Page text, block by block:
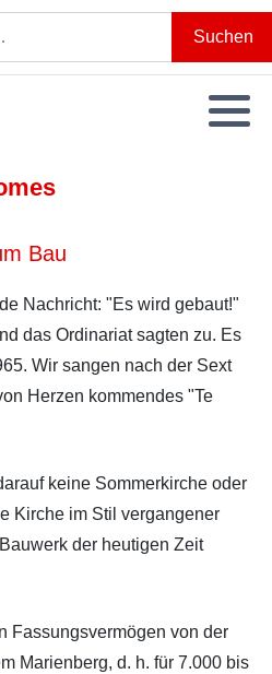
Suchen
Bau
Nachricht: "Es wird gebaut!"
das Ordinariat sagten zu. Es
Wir sangen nach der Sext
Herzen kommendes "Te
keine Sommerkirche oder
Kirche im Stil vergangener
der heutigen Zeit
Fassungsvermögen von der
Marienberg, d. h. für 7.000 bis